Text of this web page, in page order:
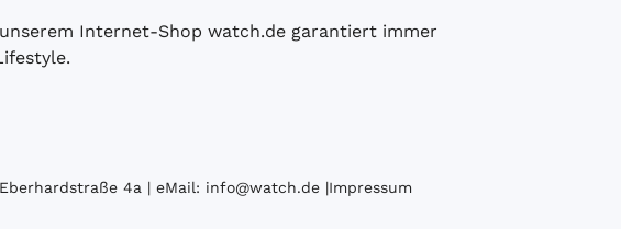
Internet-Shop watch.de garantiert immer
4a | eMail: info@watch.de|Impressum